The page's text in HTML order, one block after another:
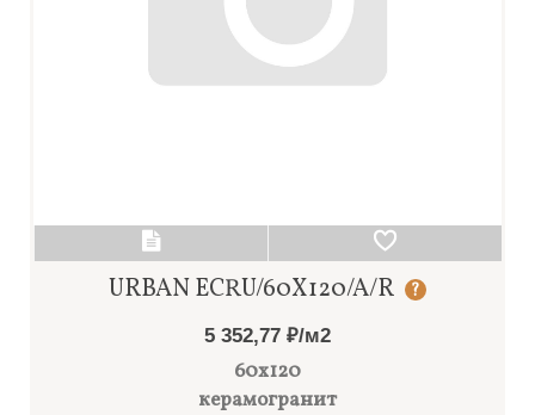
URBAN ECRU/60X120/A/R ?
5 352,77 ₽/м2
60x120
керамогранит